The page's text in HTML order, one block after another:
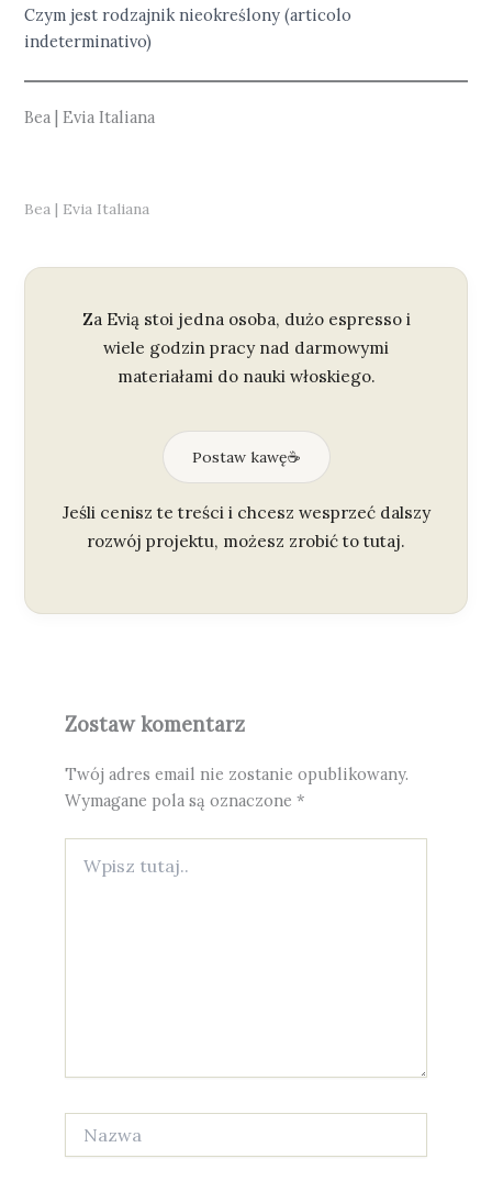
Czym jest rodzajnik nieokreślony (articolo
indeterminativo)
Bea | Evia Italiana
Bea | Evia Italiana
Za Evią stoi jedna osoba, dużo espresso i
wiele godzin pracy nad darmowymi
materiałami do nauki włoskiego.
Postaw kawę☕
Jeśli cenisz te treści i chcesz wesprzeć dalszy
rozwój projektu, możesz zrobić to tutaj.
Zostaw komentarz
Twój adres email nie zostanie opublikowany.
Wymagane pola są oznaczone *
tutaj..